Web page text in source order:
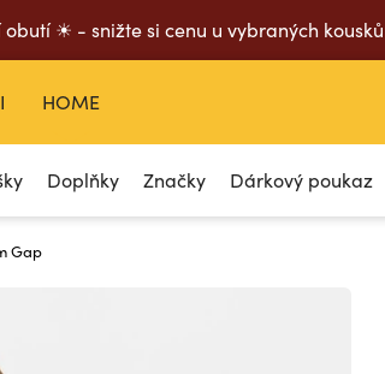
☀ - snižte si cenu u vybraných kousků
Doplňky Značky Dárkový poukaz
HOME
Gap